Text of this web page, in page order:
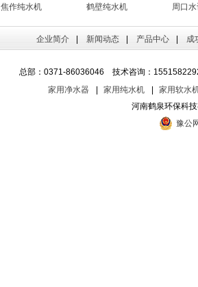
焦作纯水机 鹤壁纯水机 周口
企业简介 新闻动态 产品中心 成
总部：0371-86036046 技术咨询：
家用净水器
家用纯水机
家用软水
河南鹤泉环保科
豫公